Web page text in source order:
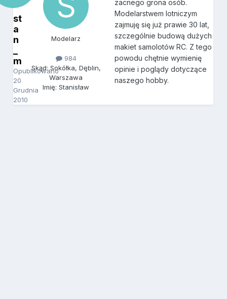
st
a
n
m
Opublikowano
20
Grudnia
2010
Modelarz
984
Skąd: Sokółka, Dęblin,
Warszawa
Imię: Stanisław
zacnego grona osób.
Modelarstwem lotniczym
zajmuję się już prawie 30 lat,
szczególnie budową dużych
makiet samolotów RC. Z tego
powodu chętnie wymienię
opinie i poglądy dotyczące
naszego hobby.